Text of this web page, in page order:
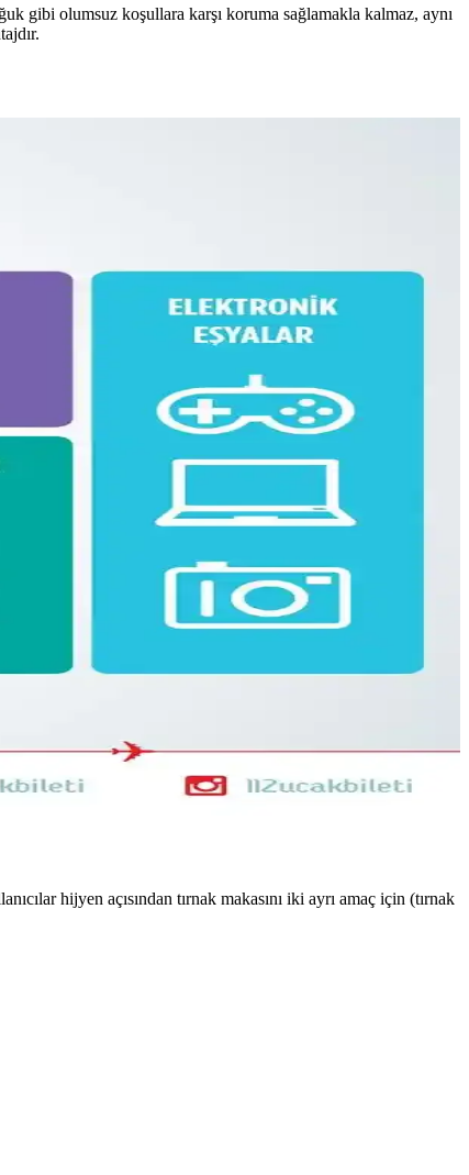
gibi olumsuz koşullara karşı koruma sağlamakla kalmaz, aynı
düzenli şekilde taşınabilir.
manevi değeri yüksek bir seçenek sunar.
üzerine kapsamlı bilgiler sunulmaktadır.
Beden ve ihtiyaçlara göre esneklik vurgulanıyor.
detaylandırılıyor.
sunar, ancak yağmurda ek önlem gerekebilir.
açısından karşılaştırılıyor.
hijyen açısından tırnak makasını iki ayrı amaç için (tırnak